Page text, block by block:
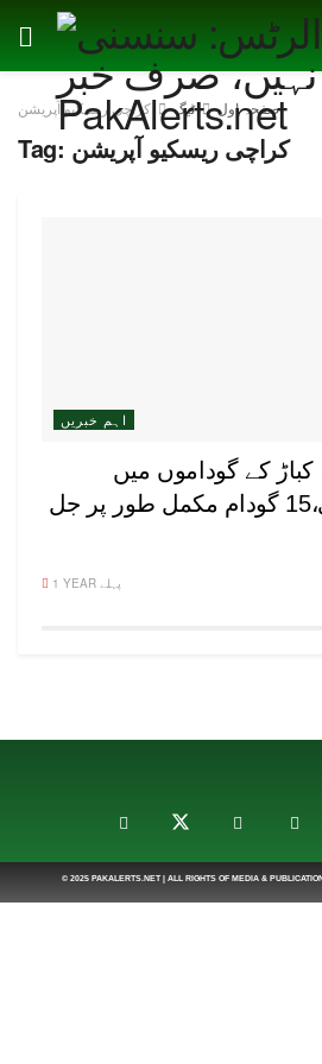
صفحہ اول ٹیگ کراچی ریسکیو آپریشن
Tag: کراچی ریسکیو آپریشن
اہم خبریں
کے گوداموں میں
خوفناک آتشزدگی،15 گودام مکمل طور پر جل
1 YEAR پہلے
© 2025 PAKALERTS.NET| ALL RIGHTS OF MEDIA &